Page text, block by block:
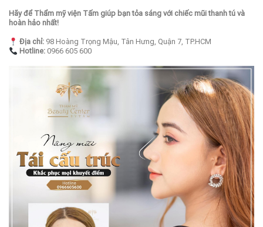
Hãy để Thẩm mỹ viện Tấm giúp bạn tỏa sáng với chiếc mũi thanh tú và
hoàn hảo nhất!
Địa chỉ:98 Hoàng Trọng Mậu, Tân Hưng, Quận 7, TP.HCM
Hotline:0966 605 600